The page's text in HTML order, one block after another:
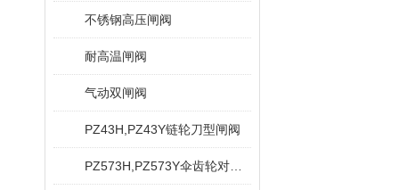
不锈钢高压闸阀
耐高温闸阀
气动双闸阀
PZ43H,PZ43Y链轮刀型闸阀